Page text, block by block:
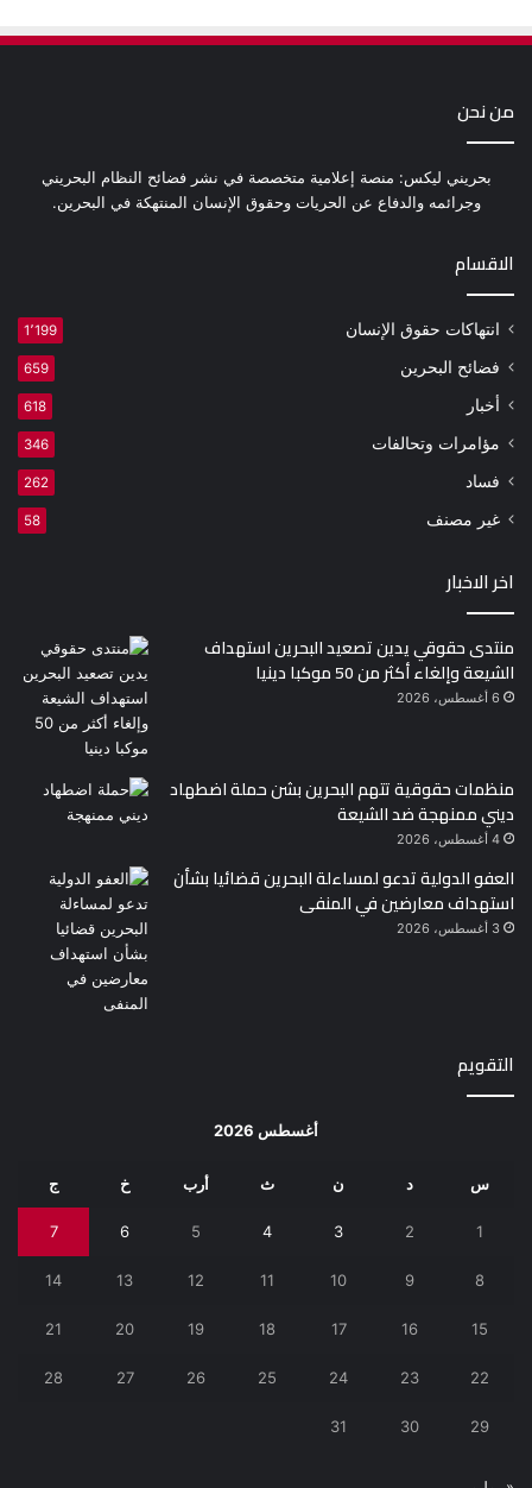
من نحن
بحريني ليكس: منصة إعلامية متخصصة في نشر فضائح النظام البحريني
وجرائمه والدفاع عن الحريات وحقوق الإنسان المنتهكة في البحرين.
الاقسام
انتهاكات حقوق الإنسان 1٬199
فضائح البحرين 659
أخبار 618
مؤامرات وتحالفات 346
فساد 262
غير مصنف 58
اخر الاخبار
منتدى حقوقي يدين تصعيد البحرين استهداف
الشيعة وإلغاء أكثر من 50 موكبا دينيا
6 أغسطس، 2026
منظمات حقوقية تتهم البحرين بشن حملة اضطهاد
ديني ممنهجة ضد الشيعة
4 أغسطس، 2026
العفو الدولية تدعو لمساءلة البحرين قضائيا بشأن
استهداف معارضين في المنفى
3 أغسطس، 2026
التقويم
أغسطس 2026
س د ن ث أرب خ ج
1
2
3
4
5
6
7
8
9
10
11
12
13
14
15
16
17
18
19
20
21
22
23
24
25
26
27
28
29
30
31